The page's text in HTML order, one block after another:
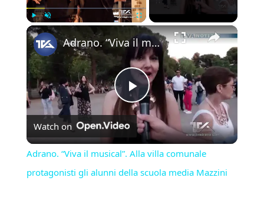
Play Unmute Fullscreen ×
Play
Video
Adrano. “Viva il musical”. Alla villa comunale protagonisti gli alunni della scuola media Mazzini
Watch on
Adrano. “Viva il musical”. Alla villa comunale
protagonisti gli alunni della scuola media Mazzini